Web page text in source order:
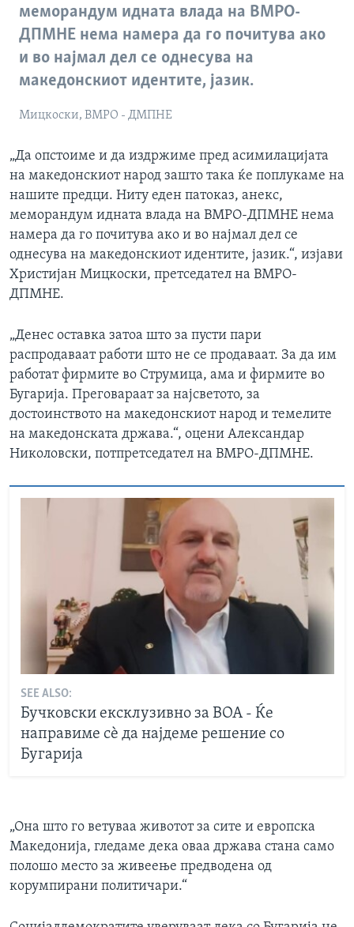
меморандум идната влада на ВМРО-
ДПМНЕ нема намера да го почитува ако
и во најмал дел се однесува на
македонскиот идентите, јазик.
Мицкоски, ВМРО - ДМПНЕ
„Да опстоиме и да издржиме пред асимилацијата
на македонскиот народ зашто така ќе поплукаме на
нашите предци. Ниту еден патоказ, анекс,
меморандум идната влада на ВМРО-ДПМНЕ нема
намера да го почитува ако и во најмал дел се
однесува на македонскиот идентите, јазик.“, изјави
Христијан Мицкоски, претседател на ВМРО-
ДПМНЕ.
„Денес оставка затоа што за пусти пари
распродаваат работи што не се продаваат. За да им
работат фирмите во Струмица, ама и фирмите во
Бугарија. Преговараат за најсветото, за
достоинството на македонскиот народ и темелите
на македонската држава.“, оцени Александар
Николовски, потпретседател на ВМРО-ДПМНЕ.
SEE ALSO:
Бучковски ексклузивно за ВОА - Ќе
направиме сѐ да најдеме решение со
Бугарија
„Она што го ветуваа животот за сите и европска
Македонија, гледаме дека оваа држава стана само
полошо место за живеење предводена од
корумпирани политичари.“